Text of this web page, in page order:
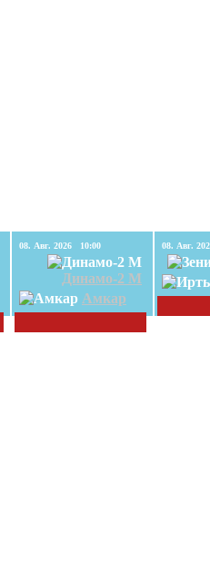
08. Авг. 2026 10:00
Динамо-2 М
Амкар